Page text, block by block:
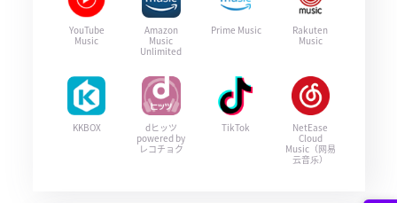
YouTube
Music
Amazon
Music
Unlimited
Prime Music
Rakuten
Music
KKBOX
dヒッツ
powered by
レコチョク
TikTok
NetEase
Cloud
Music（网易
云音乐）